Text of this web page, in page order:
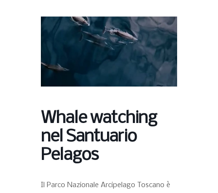
Whale watching
nel Santuario
Pelagos
Il Parco Nazionale Arcipelago Toscano è